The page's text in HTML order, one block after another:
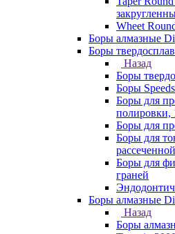
Wheet
Боры алмазные
Боры
Назад
Боры
Боры
Боры для
полировки,
Боры для
Боры для
Боры для
граней
Боры алмазные
Назад
Боры